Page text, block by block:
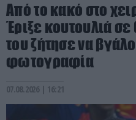
Από το κακό στο
Έριξε κουτουλιά
του ζήτησε να
φωτογραφία
07.08.2026 | 16:21